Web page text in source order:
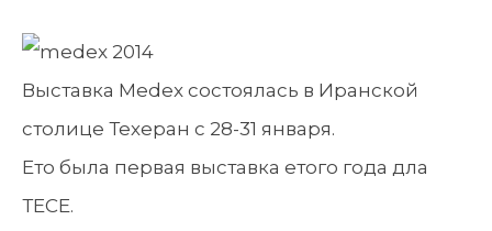
Выставка Мedex состoялась в Иранской
столице Техеран с 28-31 января.
Ето была первaя выставка етого года дла
ТЕCЕ.